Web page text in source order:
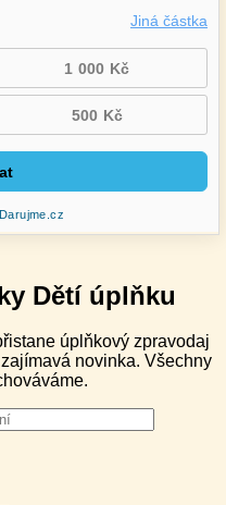
Dětí úplňku
úplňkový zpravodaj
novinka. Všechny